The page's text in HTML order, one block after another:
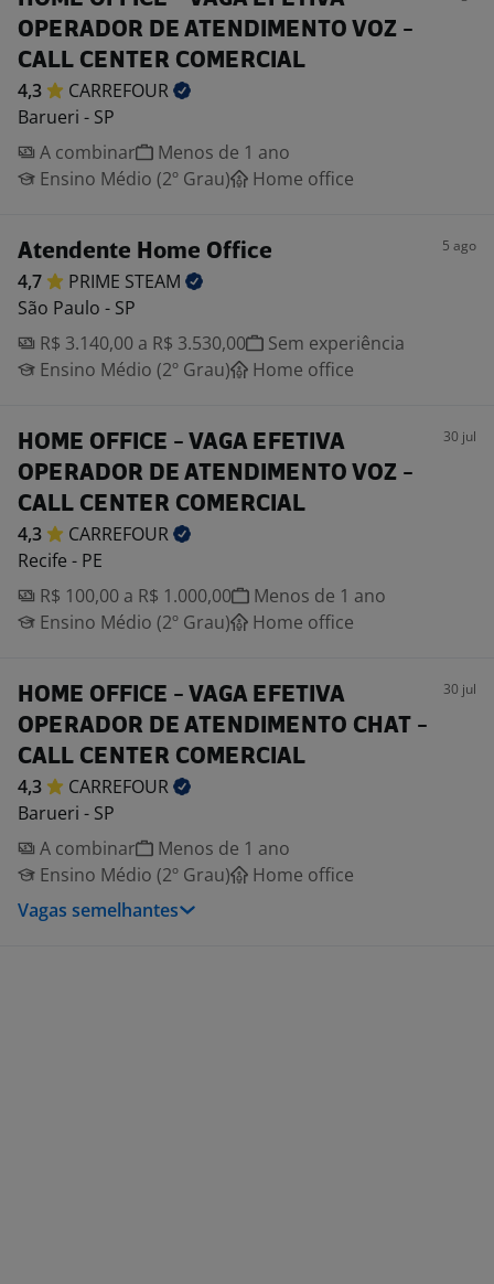
OPERADOR DE ATENDIMENTO VOZ -
CALL CENTER COMERCIAL
4,3
CARREFOUR
Barueri - SP
A combinar
Menos de 1 ano
Ensino Médio (2º Grau)
Home office
Atendente Home Office 5 ago
4,7 PRIME STEAM
São Paulo - SP
R$ 3.140,00 a R$ 3.530,00
Sem experiência
Ensino Médio (2º Grau)
Home office
HOME OFFICE - VAGA EFETIVA
OPERADOR DE ATENDIMENTO VOZ -
CALL CENTER COMERCIAL
30 jul
4,3
CARREFOUR
Recife - PE
R$ 100,00 a R$ 1.000,00
Menos de 1 ano
Ensino Médio (2º Grau)
Home office
HOME OFFICE - VAGA EFETIVA
OPERADOR DE ATENDIMENTO CHAT -
CALL CENTER COMERCIAL
30 jul
4,3
CARREFOUR
Barueri - SP
A combinar
Menos de 1 ano
Ensino Médio (2º Grau)
Home office
Vagas semelhantes